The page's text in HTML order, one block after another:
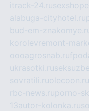
itrack-24.ru
alabuga-cityhotel.ru
bud-em-
korolevremont-
oooagrosnab.ru
ukrasotki.ru
sovratili.ruolecoon.ru
rbc-news.ruporno-
13autor-kolonka.ru